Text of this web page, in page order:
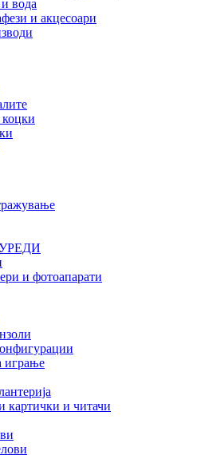
вода
и акцесоари
и фотоапарати
играње
картички и читачи